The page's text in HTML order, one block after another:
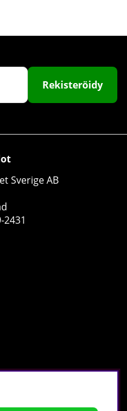
Rekisteröidy
Sverige AB
2431